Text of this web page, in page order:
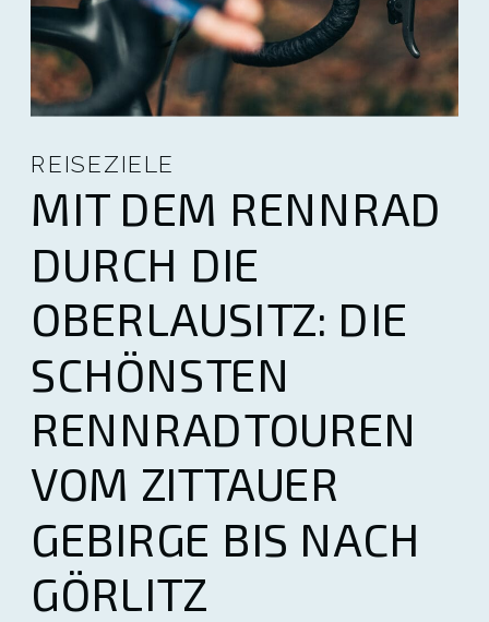
MIT DEM RENNRAD
DURCH DIE
OBERLAUSITZ: DIE
SCHÖNSTEN
RENNRADTOUREN
VOM ZITTAUER
GEBIRGE BIS NACH
GÖRLITZ
REISEZIELE